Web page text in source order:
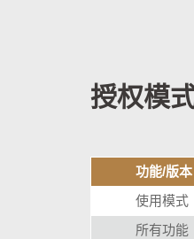
授权模
功能/版本
使用模式
所有功能